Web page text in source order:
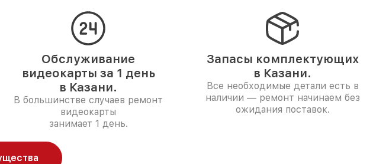
Обслуживание
видеокарты за 1 день
в Казани.
В большинстве случаев ремонт
видеокарты
занимает 1 день.
Запасы комплектующих
в Казани.
Все необходимые детали есть в
наличии — ремонт начинаем без
ожидания поставок.